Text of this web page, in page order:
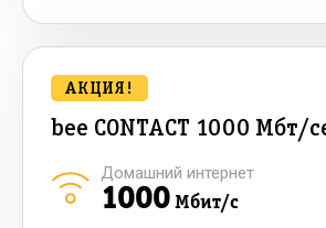
bee CONTACT 1000 Мбт/
АКЦИЯ!
1000Мбит/с
Домашний интернет